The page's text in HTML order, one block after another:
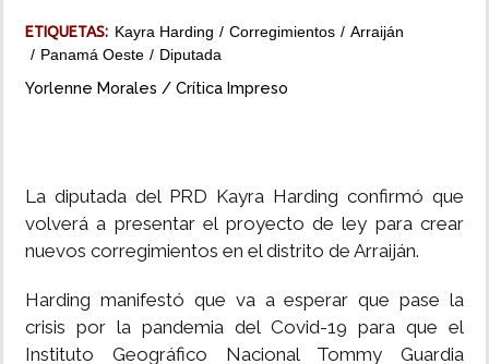
ETIQUETAS: Kayra Harding Corregimientos
Arraiján
Panamá Oeste
Diputada
Yorlenne Morales / Crítica Impreso
La diputada del PRD Kayra Harding confirmó que
volverá a presentar el proyecto de ley para crear
nuevos corregimientos en el distrito de Arraiján.
Harding manifestó que va a esperar que pase la
crisis por la pandemia del Covid-19 para que el
Instituto Geográfico Nacional Tommy Guardia